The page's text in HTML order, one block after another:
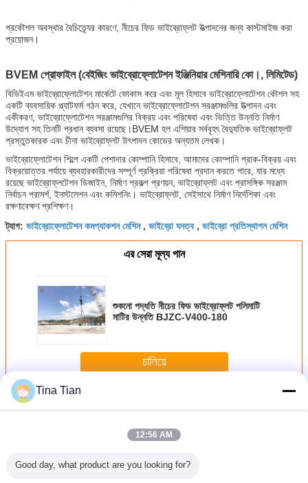
প্রকৌশল অবস্থার বৈচিত্র্যের কারণে, নীচের ফিড ভাইব্রোফ্লট উত্পাদনের জন্য কাস্টমাইজ করা
প্রয়োজন।
BVEM প্রোফাইল (বেইজিং ভাইব্রোফ্লোটেশন ইঞ্জিনিয়ার মেশিনারি কো।, লিমিটেড)
বিভিইএম ভাইব্রোফ্লোটেশন মার্কেটে ফোকাস করে এবং মূল হিসাবে ভাইব্রোফ্লোটেশন কৌশল সহ
একটি ব্যবসায়িক প্ল্যাটফর্ম গঠন করে, যেখানে ভাইব্রোফ্লোটেশন সরঞ্জামগুলির উত্পাদন এবং
একীকরণ, ভাইব্রোফ্লোটেশন সরঞ্জামগুলির বিক্রয় এবং পরিষেবা এবং ভিত্তি উন্নতি নির্মাণ
উদ্যোগ সহ তিনটি প্রধান ব্যবসা রয়েছে।BVEM হল এশিয়ার সর্ববৃহৎ বৈদ্যুতিক ভাইব্রোফ্লট
প্রস্তুতকারক এবং চীনা ভাইব্রোফ্লট উৎপাদন কোডের অন্যতম লেখক।
ভাইব্রোফ্লোটেশন শিল্পে একটি পেশাদার কোম্পানি হিসাবে, আমাদের কোম্পানি প্রাক-বিক্রয় এবং
বিক্রয়োত্তর পর্যায়ে ব্যবহারকারীদের সম্পূর্ণ প্রক্রিয়া পরিষেবা প্রদান করতে পারে, যার মধ্যে
রয়েছে ভাইব্রোফ্লটেশন ডিজাইন, নির্মাণ প্রকল্প প্রণয়ন, ভাইব্রোফ্লট এবং প্রাসঙ্গিক সরঞ্জাম
নির্বাচন পরামর্শ, ইনস্টলেশন এবং কমিশনিং। ভাইব্রোফ্লট, সেইসাথে নির্মাণ নির্দেশিকা এবং
রক্ষণাবেক্ষণ প্রশিক্ষণ।
ট্যাগ: ভাইব্রোফ্লোটেশন কমপ্যাকশন মেশিন, ভাইব্রো ঘনত্ব , ভাইব্রো প্রতিস্থাপন মেশিন
এর সেরা মূল্য পান
শুকনো পদ্ধতি নীচের ফিড ভাইব্রোফ্লট পলিমাটি
মাটির উন্নতি BJZC-V400-180
চালিয়ে
অধিকনীচের ফিড Vibroflot
Tina Tian
12:56 AM
Good day, what product are you looking for?